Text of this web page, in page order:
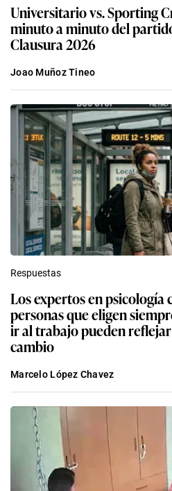
Universitario vs. Sporting
minuto a minuto del
Clausura 2026
Joao Muñoz Tineo
Respuestas
Los expertos en psicología
personas que eligen
ir al trabajo pueden
cambio
Marcelo López Chavez